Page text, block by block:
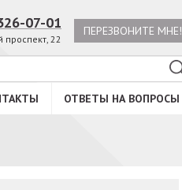
07-01
проспект, 22
ПЕРЕЗВОНИТЕ МНЕ!
ОТВЕТЫ НА ВОПРОСЫ